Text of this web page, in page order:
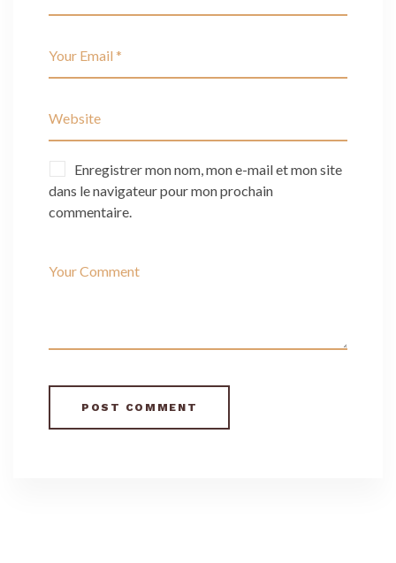
Enregistrer mon nom, mon e-mail et mon site
dans le navigateur pour mon prochain
commentaire.